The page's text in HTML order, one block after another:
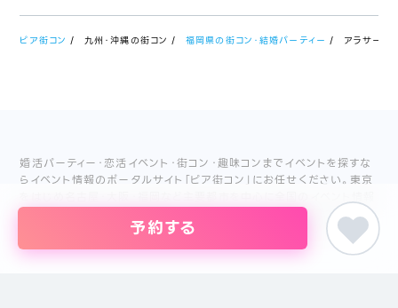
予約する
ピア街コン 九州・沖縄の街コン 福岡県の街コン・結婚パーティー アラサーマ
婚活パーティー・恋活イベント・街コン・趣味コンまでイベントを探すな
らイベント情報のポータルサイト「ピア街コン」にお任せください。東京
を掲載しています。創業18年目になるブライダル企業、株式会社ピアリ
ーが運営しているため、安心してサイトをご活用いただけます。